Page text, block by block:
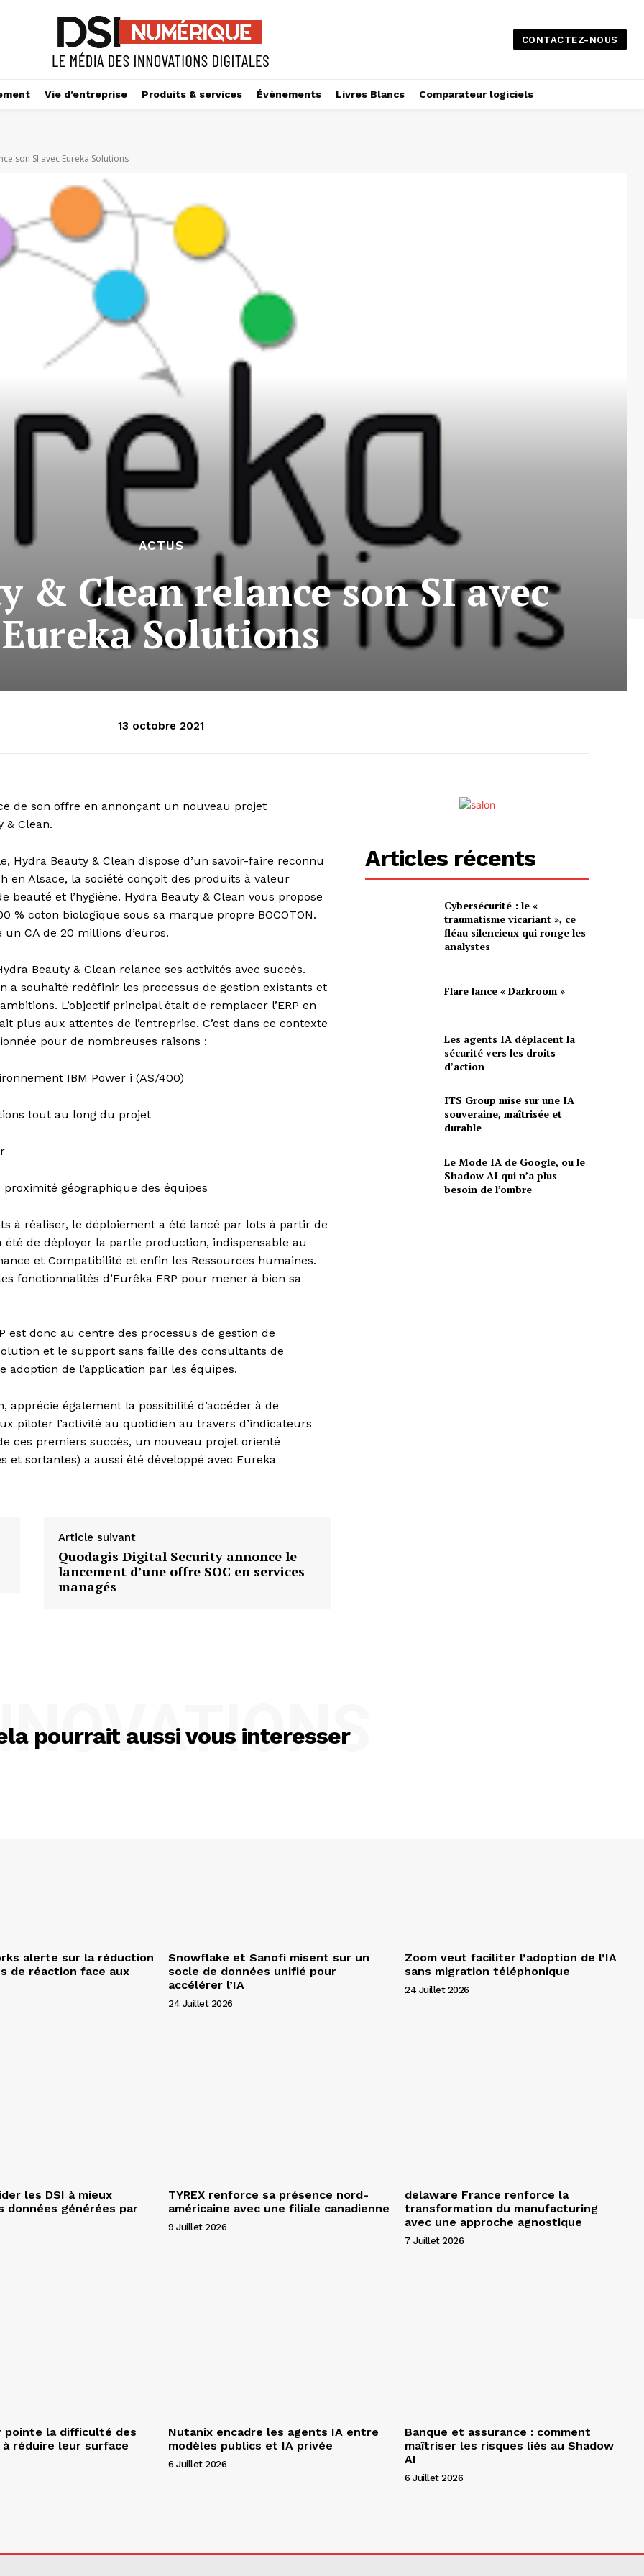
CONTACTEZ-NOUS
Vie d’entreprise Produits & services Évènements Livres Blancs Comparateur logiciels
son SI avec Eureka Solutions
ACTUS
& Clean relance son SI avec
Eureka Solutions
13 octobre 2021
de son offre en annonçant un nouveau projet
& Clean.
Beauty & Clean dispose d’un savoir-faire reconnu
en Alsace, la société conçoit des produits à valeur
et l’hygiène. Hydra Beauty & Clean vous propose
% coton biologique sous sa marque propre BOCOTON.
CA de 20 millions d’euros.
Beauty & Clean relance ses activités avec succès.
a souhaité redéfinir les processus de gestion existants et
L’objectif principal était de remplacer l’ERP en
plus aux attentes de l’entreprise. C’est dans ce contexte
pour de nombreuses raisons :
IBM Power i (AS/400)
tout au long du projet
géographique des équipes
à réaliser, le déploiement a été lancé par lots à partir de
de déployer la partie production, indispensable au
et Compatibilité et enfin les Ressources humaines.
fonctionnalités d’Eurêka ERP pour mener à bien sa
est donc au centre des processus de gestion de
et le support sans faille des consultants de
adoption de l’application par les équipes.
apprécie également la possibilité d’accéder à de
piloter l’activité au quotidien au travers d’indicateurs
ces premiers succès, un nouveau projet orienté
et sortantes) a aussi été développé avec Eureka
Article suivant
Quodagis Digital Security annonce le
lancement d’une offre SOC en services
managés
Articles récents
Cybersécurité : le «
traumatisme vicariant », ce
fléau silencieux qui ronge les
analystes
Flare lance « Darkroom »
Les agents IA déplacent la
sécurité vers les droits
d’action
ITS Group mise sur une IA
souveraine, maîtrisée et
durable
Le Mode IA de Google, ou le
Shadow AI qui n’a plus
besoin de l’ombre
pourrait aussi vous interesser
alerte sur la réduction
de réaction face aux
Snowflake et Sanofi misent sur un
socle de données unifié pour
accélérer l’IA
24 Juillet 2026
Zoom veut faciliter l’adoption de l’IA
sans migration téléphonique
24 Juillet 2026
les DSI à mieux
données générées par
TYREX renforce sa présence nord-
américaine avec une filiale canadienne
9 Juillet 2026
delaware France renforce la
transformation du manufacturing
avec une approche agnostique
7 Juillet 2026
pointe la difficulté des
réduire leur surface
Nutanix encadre les agents IA entre
modèles publics et IA privée
6 Juillet 2026
Banque et assurance : comment
maîtriser les risques liés au Shadow
AI
6 Juillet 2026